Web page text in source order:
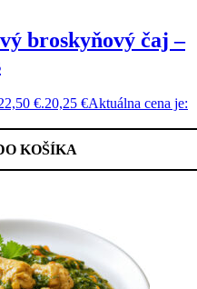
broskyňový čaj –
€.20,25 €Aktuálna cena je:
KOŠÍKA